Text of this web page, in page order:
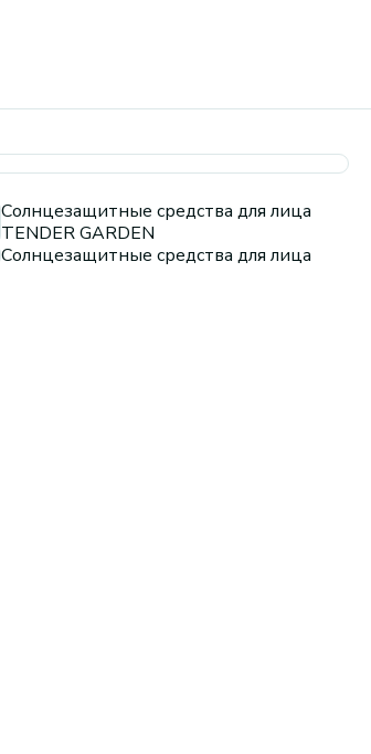
Солнцезащитные средства для лица
TENDER GARDEN
Солнцезащитные средства для лица